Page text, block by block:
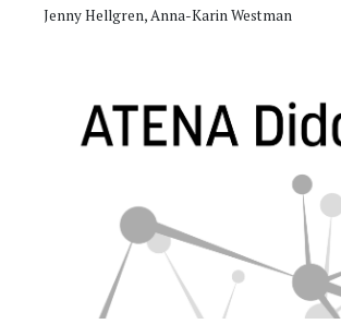
Jenny Hellgren, Anna-Karin Westman